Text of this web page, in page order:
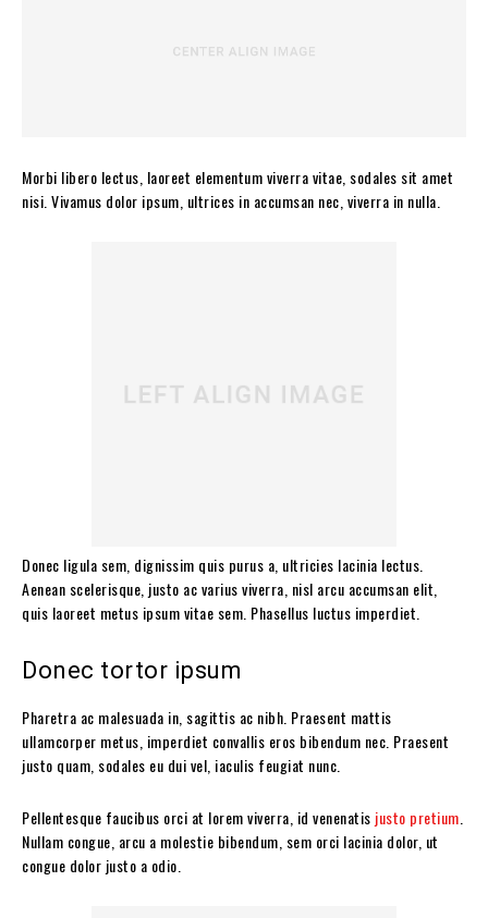
Morbi libero lectus, laoreet elementum viverra vitae, sodales sit amet
nisi. Vivamus dolor ipsum, ultrices in accumsan nec, viverra in nulla.
Donec ligula sem, dignissim quis purus a, ultricies lacinia lectus.
Aenean scelerisque, justo ac varius viverra, nisl arcu accumsan elit,
quis laoreet metus ipsum vitae sem. Phasellus luctus imperdiet.
Donec tortor ipsum
Pharetra ac malesuada in, sagittis ac nibh. Praesent mattis
ullamcorper metus, imperdiet convallis eros bibendum nec. Praesent
justo quam, sodales eu dui vel, iaculis feugiat nunc.
Pellentesque faucibus orci at lorem viverra, id venenatis justo pretium
Nullam congue, arcu a molestie bibendum, sem orci lacinia dolor, ut
congue dolor justo a odio.